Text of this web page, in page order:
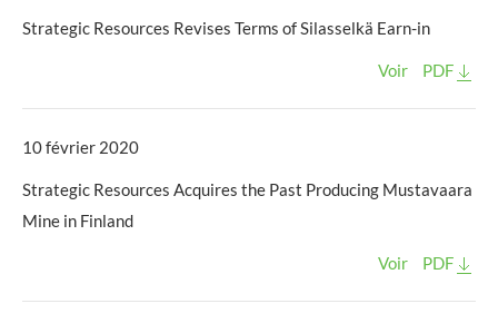
Strategic Resources Revises Terms of Silasselkä Earn-in
Voir PDF
10 février 2020
Strategic Resources Acquires the Past Producing Mustavaara
Mine in Finland
Voir PDF